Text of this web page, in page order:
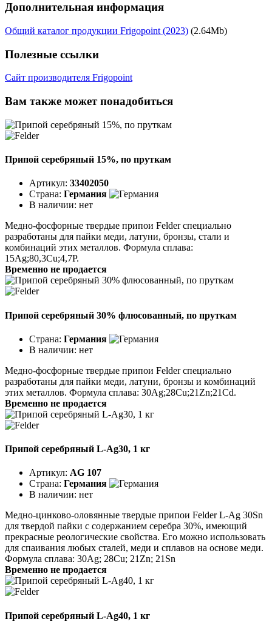
Дополнительная информация
Общий каталог продукции Frigopoint (2023) (2.64Mb)
Полезные ссылки
Сайт производителя Frigopoint
Вам также может понадобиться
Припой серебряный 15%, по пруткам
Артикул: 33402050
Страна: Германия
В наличии: нет
Медно-фосфорные твердые припои Felder специально
разработаны для пайки меди, латуни, бронзы, стали и
комбинаций этих металлов. Формула сплава:
15Ag;80,3Cu;4,7P.
Временно не продается
Припой серебряный 30% флюсованный, по пруткам
Страна: Германия
В наличии: нет
Медно-фосфорные твердые припои Felder специально
разработаны для пайки меди, латуни, бронзы и комбинаций
этих металлов. Формула сплава: 30Ag;28Cu;21Zn;21Cd.
Временно не продается
Припой серебряный L-Ag30, 1 кг
Артикул: AG 107
Страна: Германия
В наличии: нет
Медно-цинково-оловянные твердые припои Felder L-Ag 30Sn
для твердой пайки с содержанием серебра 30%, имеющий
прекрасные реологические свойства. Его можно использовать
для спаивания любых сталей, меди и сплавов на основе меди.
Формула сплава: 30Ag; 28Cu; 21Zn; 21Sn
Временно не продается
Припой серебряный L-Ag40, 1 кг